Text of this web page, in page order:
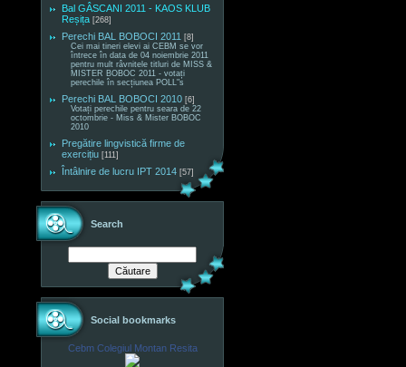
Bal GÂSCANI 2011 - KAOS KLUB
Reșița [268]
Perechi BAL BOBOCI 2011 [8]
Cei mai tineri elevi ai CEBM se vor
întrece în data de 04 noiembrie 2011
pentru mult râvnitele titluri de MISS &
MISTER BOBOC 2011 - votați
perechile în secțiunea POLL"s
Perechi BAL BOBOCI 2010 [6]
Votați perechile pentru seara de 22
octombrie - Miss & Mister BOBOC
2010
Pregătire lingvistică firme de
exercițiu [111]
Întâlnire de lucru IPT 2014 [57]
Search
Social bookmarks
Cebm Colegiul Montan Resita